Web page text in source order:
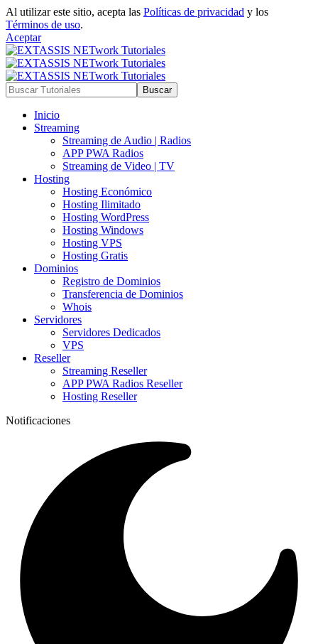
Al utilizar este sitio, acepta las Políticas de privacidad y los
Términos de uso.
Aceptar
Inicio
Streaming
Streaming de Audio | Radios
APP PWA Radios
Streaming de Video | TV
Hosting
Hosting Económico
Hosting Ilimitado
Hosting WordPress
Hosting Windows
Hosting VPS
Hosting Gratis
Dominios
Registro de Dominios
Transferencia de Dominios
Whois
Servidores
Servidores Dedicados
VPS
Reseller
Streaming Reseller
APP PWA Radios Reseller
Hosting Reseller
Notificaciones